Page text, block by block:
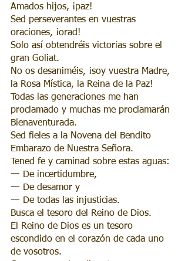
Amados hijos, ¡paz!
Sed perseverantes en vuestras
oraciones, ¡orad!
Solo así obtendréis victorias sobre el
gran Goliat.
No os desaniméis, ¡soy vuestra Madre,
la Rosa Mística, la Reina de la Paz!
Todas las generaciones me han
proclamado y muchas me proclamarán
Bienaventurada.
Sed fieles a la Novena del Bendito
Embarazo de Nuestra Señora.
Tened fe y caminad sobre estas aguas:
一 De incertidumbre,
一 De desamor y
一 De todas las injusticias.
Busca el tesoro del Reino de Dios.
El Reino de Dios es un tesoro
escondido en el corazón de cada uno
de vosotros.